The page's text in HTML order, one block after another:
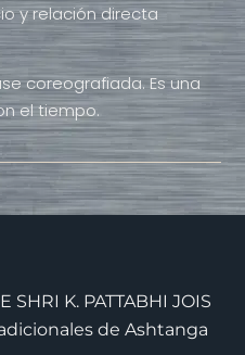
y relación directa
coreografiada. Es una
el tiempo.
SHRI K. PATTABHI JOIS
de Ashtanga